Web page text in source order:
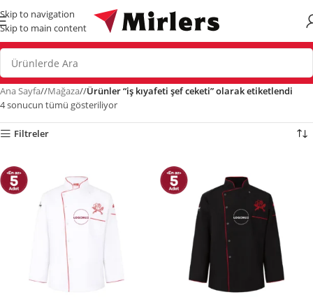
Skip to navigation
Skip to main content
Ana Sayfa/ Mağaza/ Ürünler “iş kıyafeti şef ceketi” olarak etiketlendi
4 sonucun tümü gösteriliyor
Filtreler